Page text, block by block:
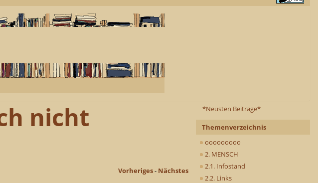
*Neusten Beiträge*
Themenverzeichnis
ooooooooo
2. MENSCH
2.1. Infostand
2.2. Links
nicht
Vorheriges- Nächstes